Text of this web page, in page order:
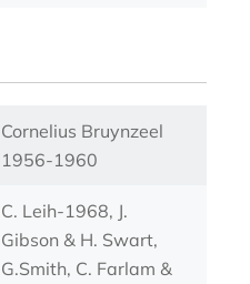
Cornelius Bruynzeel
1956-1960
C. Leih-1968, J.
Gibson & H. Swart,
G.Smith, C. Farlam &